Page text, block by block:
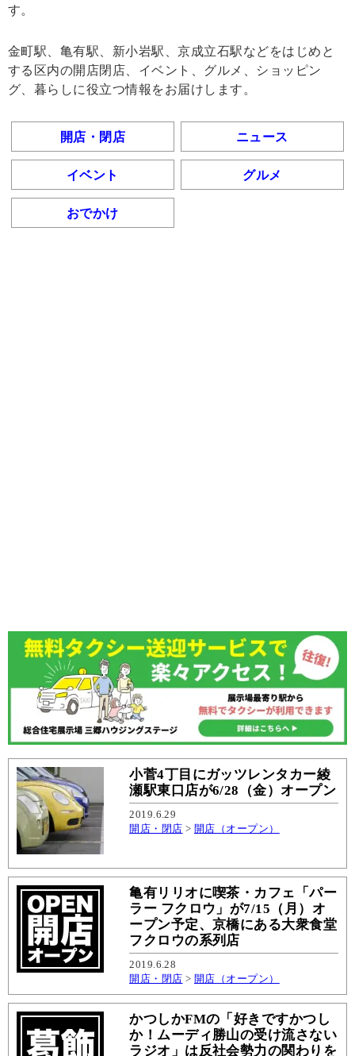
す。
金町駅、亀有駅、新小岩駅、京成立石駅などをはじめと
する区内の開店閉店、イベント、グルメ、ショッピン
グ、暮らしに役立つ情報をお届けします。
開店・閉店 ニュース
イベント グルメ
おでかけ
小菅4丁目にガッツレンタカー綾
瀬駅東口店が6/28（金）オープン
2019.6.29
開店・閉店 > 開店（オープン）
亀有リリオに喫茶・カフェ「パー
ラー フクロウ」が7/15（月）オ
ープン予定、京橋にある大衆食堂
フクロウの系列店
2019.6.28
開店・閉店 > 開店（オープン）
かつしかFMの「好きですかつし
か！ムーディ勝山の受け流さない
ラジオ」は反社会勢力の関わりを